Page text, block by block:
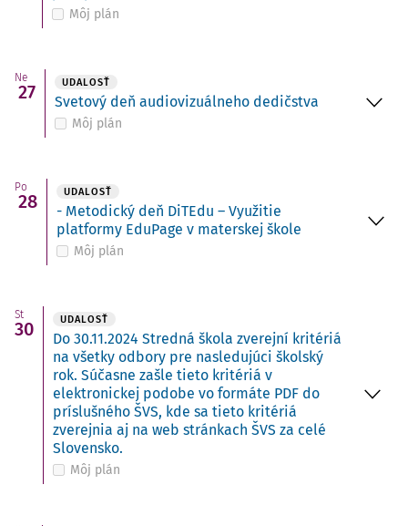
Môj plán
Ne
27 UDALOSŤ
Svetový deň audiovizuálneho dedičstva
Môj plán
Po
28 UDALOSŤ
- Metodický deň DiTEdu – Využitie
platformy EduPage v materskej škole
Môj plán
St
30 UDALOSŤ
Do 30.11.2024 Stredná škola zverejní kritériá
na všetky odbory pre nasledujúci školský
rok. Súčasne zašle tieto kritériá v
elektronickej podobe vo formáte PDF do
príslušného ŠVS, kde sa tieto kritériá
zverejnia aj na web stránkach ŠVS za celé
Slovensko.
Môj plán